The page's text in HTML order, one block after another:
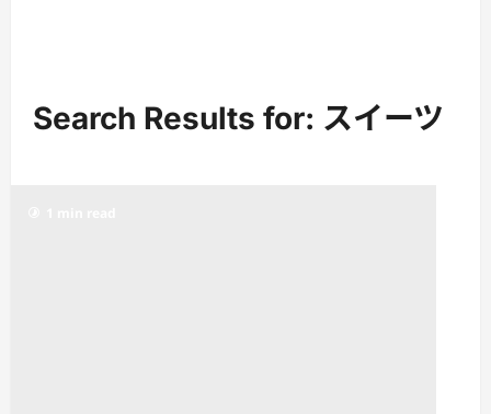
Search Results for: スイーツ